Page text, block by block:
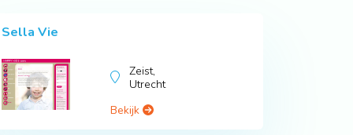
Sella Vie
Zeist,
Utrecht
Bekijk